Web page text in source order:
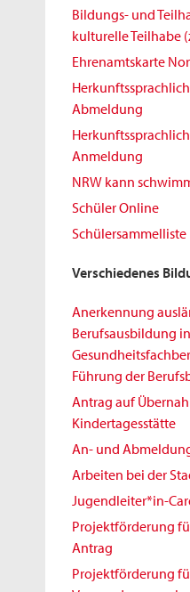
Bildungs- und
kulturelle Teilhabe
Ehrenamtskarte
Abmeldung
Anmeldung
NRW kann
Schüler Online
Schülersammelliste
Verschiedenes
Anerkennung
Berufsausbildung
Führung der
Antrag auf
Kindertagesstätte
An- und
Arbeiten bei der
Jugendleiter*in-
Projektförderung
Antrag
Projektförderung